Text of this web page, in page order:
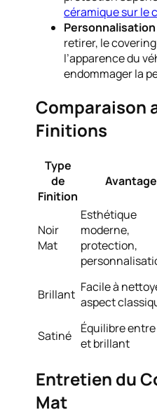
céramique sur le
Personnalisation
retirer, le
l’apparence du
endommager la
Comparaison
Finitions
Type
de
Finition
Noir
Mat
Esthétique
moderne,
protection,
Brillant Facile à
aspect
Satiné
Équilibre
et brillant
Entretien du
Mat